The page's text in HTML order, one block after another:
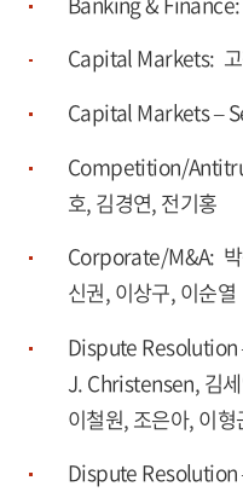
Capital Markets: 고
Capital Markets –
Competition/
호, 김경연, 전기홍
Corporate/M&A: 박
신권, 이상구, 이순열
Dispute
J. Christensen, 김
이철원, 조은아, 이
Dispute Resolution